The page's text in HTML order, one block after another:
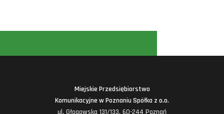
Miejskie Przedsiębiorstwo
Komunikacyjne w Poznaniu Spółka z o.o.
ul. Głogowska 131/133, 60-244 Poznań